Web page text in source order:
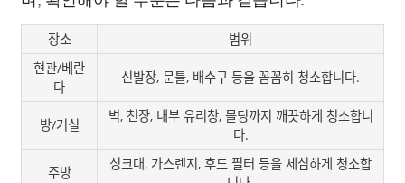
장소
범위
현관/베란
다
신발장, 문틀, 배수구 등을 꼼꼼히 청소합니다.
방/거실
벽, 천장, 내부 유리창, 몰딩까지 깨끗하게 청소합니
다.
주방
싱크대, 가스렌지, 후드 필터 등을 세심하게 청소합